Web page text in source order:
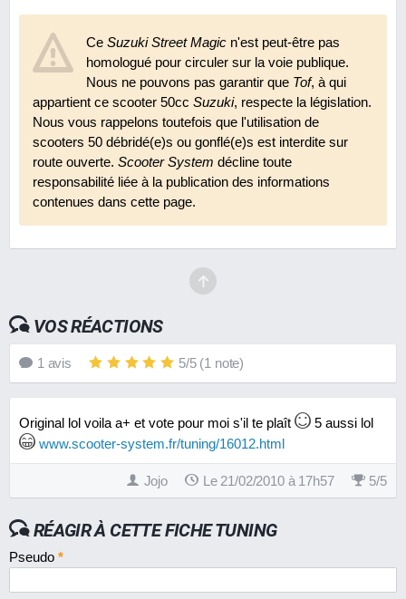
CeSuzuki Street Magic n'est peut-être pas
homologué pour circuler sur la voie publique.
Nous ne pouvons pas garantir que Tof, à qui
appartient ce scooter 50cc Suzuki, respecte la législation.
Nous vous rappelons toutefois que l'utilisation de
scooters 50 débridé(e)s ou gonflé(e)s est interdite sur
route ouverte. Scooter System décline toute
responsabilité liée à la publication des informations
contenues dans cette page.
VOS RÉACTIONS
1 avis 5/5(1 note)
Original lol voila a+ et vote pour moi s'il te plaît
5 aussi lol
www.scooter-system.fr/tuning/16012.html
Jojo Le 21/02/2010 à 17h57 5/5
RÉAGIR À CETTE FICHE TUNING
Pseudo *